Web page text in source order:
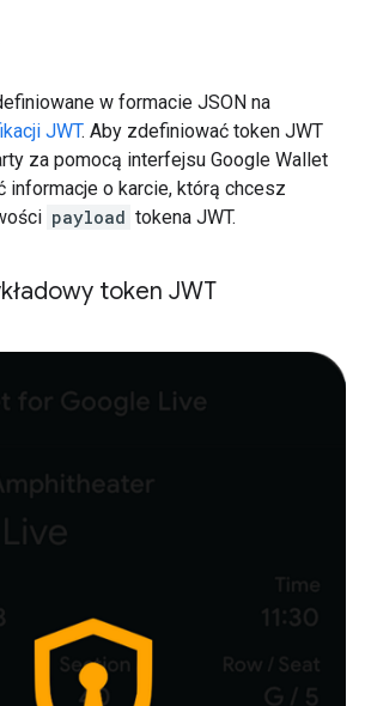
w formacie JSON na
JWT. Aby zdefiniować token JWT
za pomocą interfejsu Google Wallet
informacje o karcie, którą chcesz
payload tokena JWT.
token JWT